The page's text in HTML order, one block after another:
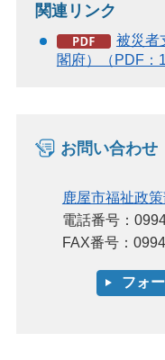
関連リンク
被災者
閣府）（PDF：
お問い合わせ
鹿屋市福祉政
電話番号：
FAX番号：